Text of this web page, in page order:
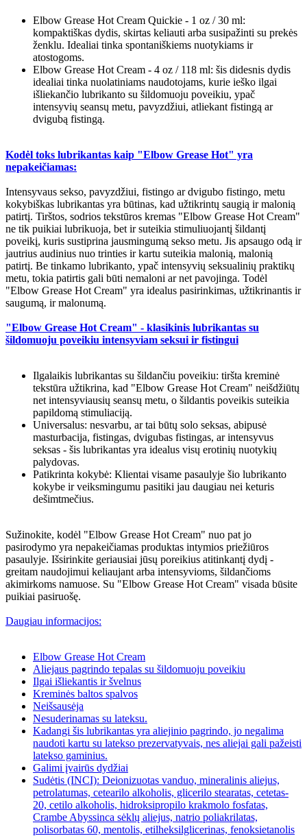
Elbow Grease Hot Cream Quickie - 1 oz / 30 ml:
kompaktiškas dydis, skirtas keliauti arba susipažinti su prekės
ženklu. Idealiai tinka spontaniškiems nuotykiams ir
atostogoms.
Elbow Grease Hot Cream - 4 oz / 118 ml: šis didesnis dydis
idealiai tinka nuolatiniams naudotojams, kurie ieško ilgai
išliekančio lubrikanto su šildomuoju poveikiu, ypač
intensyvių seansų metu, pavyzdžiui, atliekant fistingą ar
dvigubą fistingą.
Kodėl toks lubrikantas kaip "Elbow Grease Hot" yra
nepakeičiamas:
Intensyvaus sekso, pavyzdžiui, fistingo ar dvigubo fistingo, metu
kokybiškas lubrikantas yra būtinas, kad užtikrintų saugią ir malonią
patirtį. Tirštos, sodrios tekstūros kremas "Elbow Grease Hot Cream"
ne tik puikiai lubrikuoja, bet ir suteikia stimuliuojantį šildantį
poveikį, kuris sustiprina jausmingumą sekso metu. Jis apsaugo odą ir
jautrius audinius nuo trinties ir kartu suteikia malonią, malonią
patirtį. Be tinkamo lubrikanto, ypač intensyvių seksualinių praktikų
metu, tokia patirtis gali būti nemaloni ar net pavojinga. Todėl
"Elbow Grease Hot Cream" yra idealus pasirinkimas, užtikrinantis ir
saugumą, ir malonumą.
"Elbow Grease Hot Cream" - klasikinis lubrikantas su
šildomuoju poveikiu intensyviam seksui ir fistingui
Ilgalaikis lubrikantas su šildančiu poveikiu: tiršta kreminė
tekstūra užtikrina, kad "Elbow Grease Hot Cream" neišdžiūtų
net intensyviausių seansų metu, o šildantis poveikis suteikia
papildomą stimuliaciją.
Universalus: nesvarbu, ar tai būtų solo seksas, abipusė
masturbacija, fistingas, dvigubas fistingas, ar intensyvus
seksas - šis lubrikantas yra idealus visų erotinių nuotykių
palydovas.
Patikrinta kokybė: Klientai visame pasaulyje šio lubrikanto
kokybe ir veiksmingumu pasitiki jau daugiau nei keturis
dešimtmečius.
Sužinokite, kodėl "Elbow Grease Hot Cream" nuo pat jo
pasirodymo yra nepakeičiamas produktas intymios priežiūros
pasaulyje. Išsirinkite geriausiai jūsų poreikius atitinkantį dydį -
greitam naudojimui keliaujant arba intensyvioms, šildančioms
akimirkoms namuose. Su "Elbow Grease Hot Cream" visada būsite
puikiai pasiruošę.
Daugiau informacijos:
Elbow Grease Hot Cream
Aliejaus pagrindo tepalas su šildomuoju poveikiu
Ilgai išliekantis ir švelnus
Kreminės baltos spalvos
Neišsausėja
Nesuderinamas su lateksu.
Kadangi šis lubrikantas yra aliejinio pagrindo, jo negalima
naudoti kartu su latekso prezervatyvais, nes aliejai gali pažeisti
latekso gaminius.
Galimi įvairūs dydžiai
Sudėtis (INCI): Deionizuotas vanduo, mineralinis aliejus,
petrolatumas, cetearilo alkoholis, glicerilo stearatas, cetetas-
20, cetilo alkoholis, hidroksipropilo krakmolo fosfatas,
Crambe Abyssinca sėklų aliejus, natrio poliakrilatas,
polisorbatas 60, mentolis, etilheksilglicerinas, fenoksietanolis